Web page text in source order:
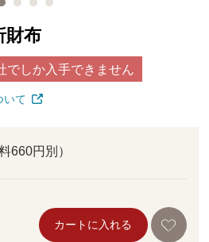
財布
でしか入手できません
いて
660円別）
カートに入れる